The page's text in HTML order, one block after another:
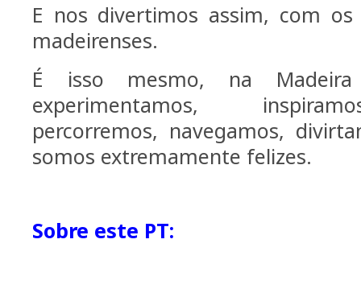
E nos divertimos assim, com
madeirenses.
É isso mesmo, na
experimentamos,
percorremos, navegamos,
somos extremamente felizes.
Sobre este PT: